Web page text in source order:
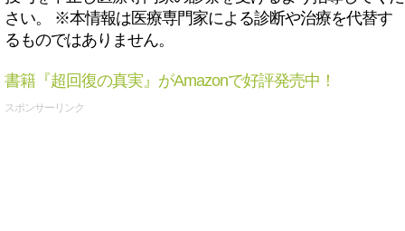
さい。 ※本情報は医療専門家による診断や治療を代替す
るものではありません。
書籍『超回復の真実』がAmazonで好評発売中！
スポンサーリンク